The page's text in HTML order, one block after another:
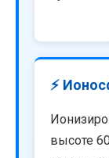
⚡
высоте